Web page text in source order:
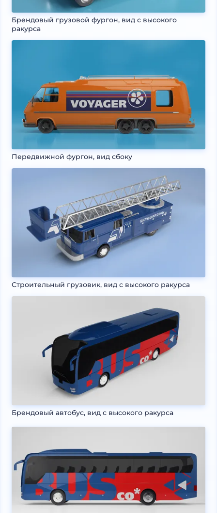
Брендовый грузовой фургон, вид с высокого
ракурса
Передвижной фургон, вид сбоку
Строительный грузовик, вид с высокого ракурса
Брендовый автобус, вид с высокого ракурса